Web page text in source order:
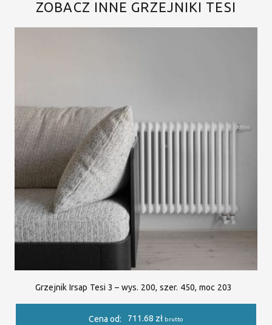
ZOBACZ INNE GRZEJNIKI TESI
Grzejnik Irsap Tesi 3 – wys. 200, szer. 450, moc 203
Cena od: 711.68 zł brutto